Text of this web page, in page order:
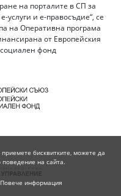
на порталите в СП за
и е-правосъдие“, се
на Оперативна програма
от Европейския
фонд
бисквитките, можете да
на сайта.
Повече информация